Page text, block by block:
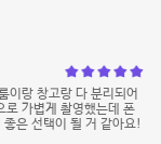
이랑 창고랑 다 분리되어
로 가볍게 촬영했는데 폰
은 선택이 될 거 같아요!